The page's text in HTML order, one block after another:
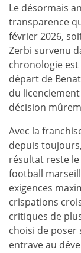
Le désormais
transparence
février 2026,
Zerbi survenu
chronologie
départ de
du
décision
Avec la
depuis
résultat reste
football
exigences
crispations
critiques de
choisi de poser
entrave au